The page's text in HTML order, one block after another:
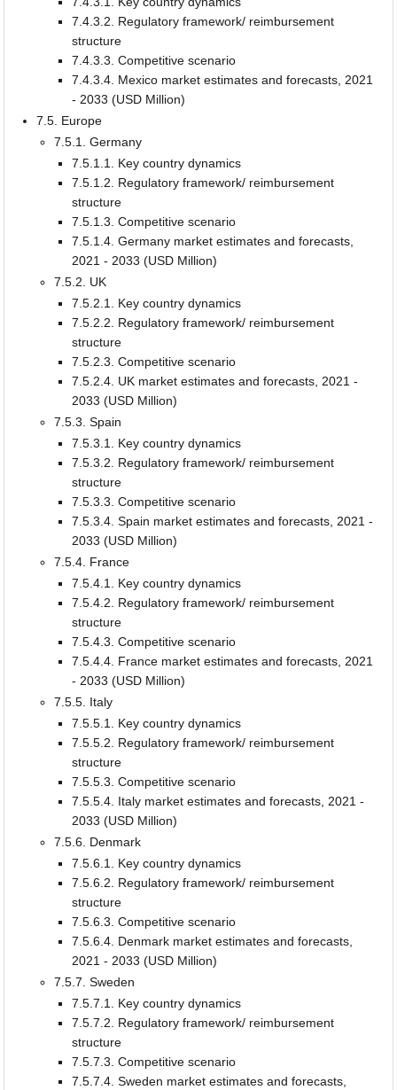
7.4.3.2. Regulatory framework/ reimbursement
structure
7.4.3.3. Competitive scenario
7.4.3.4. Mexico market estimates and forecasts, 2021
- 2033 (USD Million)
7.5. Europe
7.5.1. Germany
7.5.1.1. Key country dynamics
7.5.1.2. Regulatory framework/ reimbursement
structure
7.5.1.3. Competitive scenario
7.5.1.4. Germany market estimates and forecasts,
2021 - 2033 (USD Million)
7.5.2. UK
7.5.2.1. Key country dynamics
7.5.2.2. Regulatory framework/ reimbursement
structure
7.5.2.3. Competitive scenario
7.5.2.4. UK market estimates and forecasts, 2021 -
2033 (USD Million)
7.5.3. Spain
7.5.3.1. Key country dynamics
7.5.3.2. Regulatory framework/ reimbursement
structure
7.5.3.3. Competitive scenario
7.5.3.4. Spain market estimates and forecasts, 2021 -
2033 (USD Million)
7.5.4. France
7.5.4.1. Key country dynamics
7.5.4.2. Regulatory framework/ reimbursement
structure
7.5.4.3. Competitive scenario
7.5.4.4. France market estimates and forecasts, 2021
- 2033 (USD Million)
7.5.5. Italy
7.5.5.1. Key country dynamics
7.5.5.2. Regulatory framework/ reimbursement
structure
7.5.5.3. Competitive scenario
7.5.5.4. Italy market estimates and forecasts, 2021 -
2033 (USD Million)
7.5.6. Denmark
7.5.6.1. Key country dynamics
7.5.6.2. Regulatory framework/ reimbursement
structure
7.5.6.3. Competitive scenario
7.5.6.4. Denmark market estimates and forecasts,
2021 - 2033 (USD Million)
7.5.7. Sweden
7.5.7.1. Key country dynamics
7.5.7.2. Regulatory framework/ reimbursement
structure
7.5.7.3. Competitive scenario
7.5.7.4. Sweden market estimates and forecasts,